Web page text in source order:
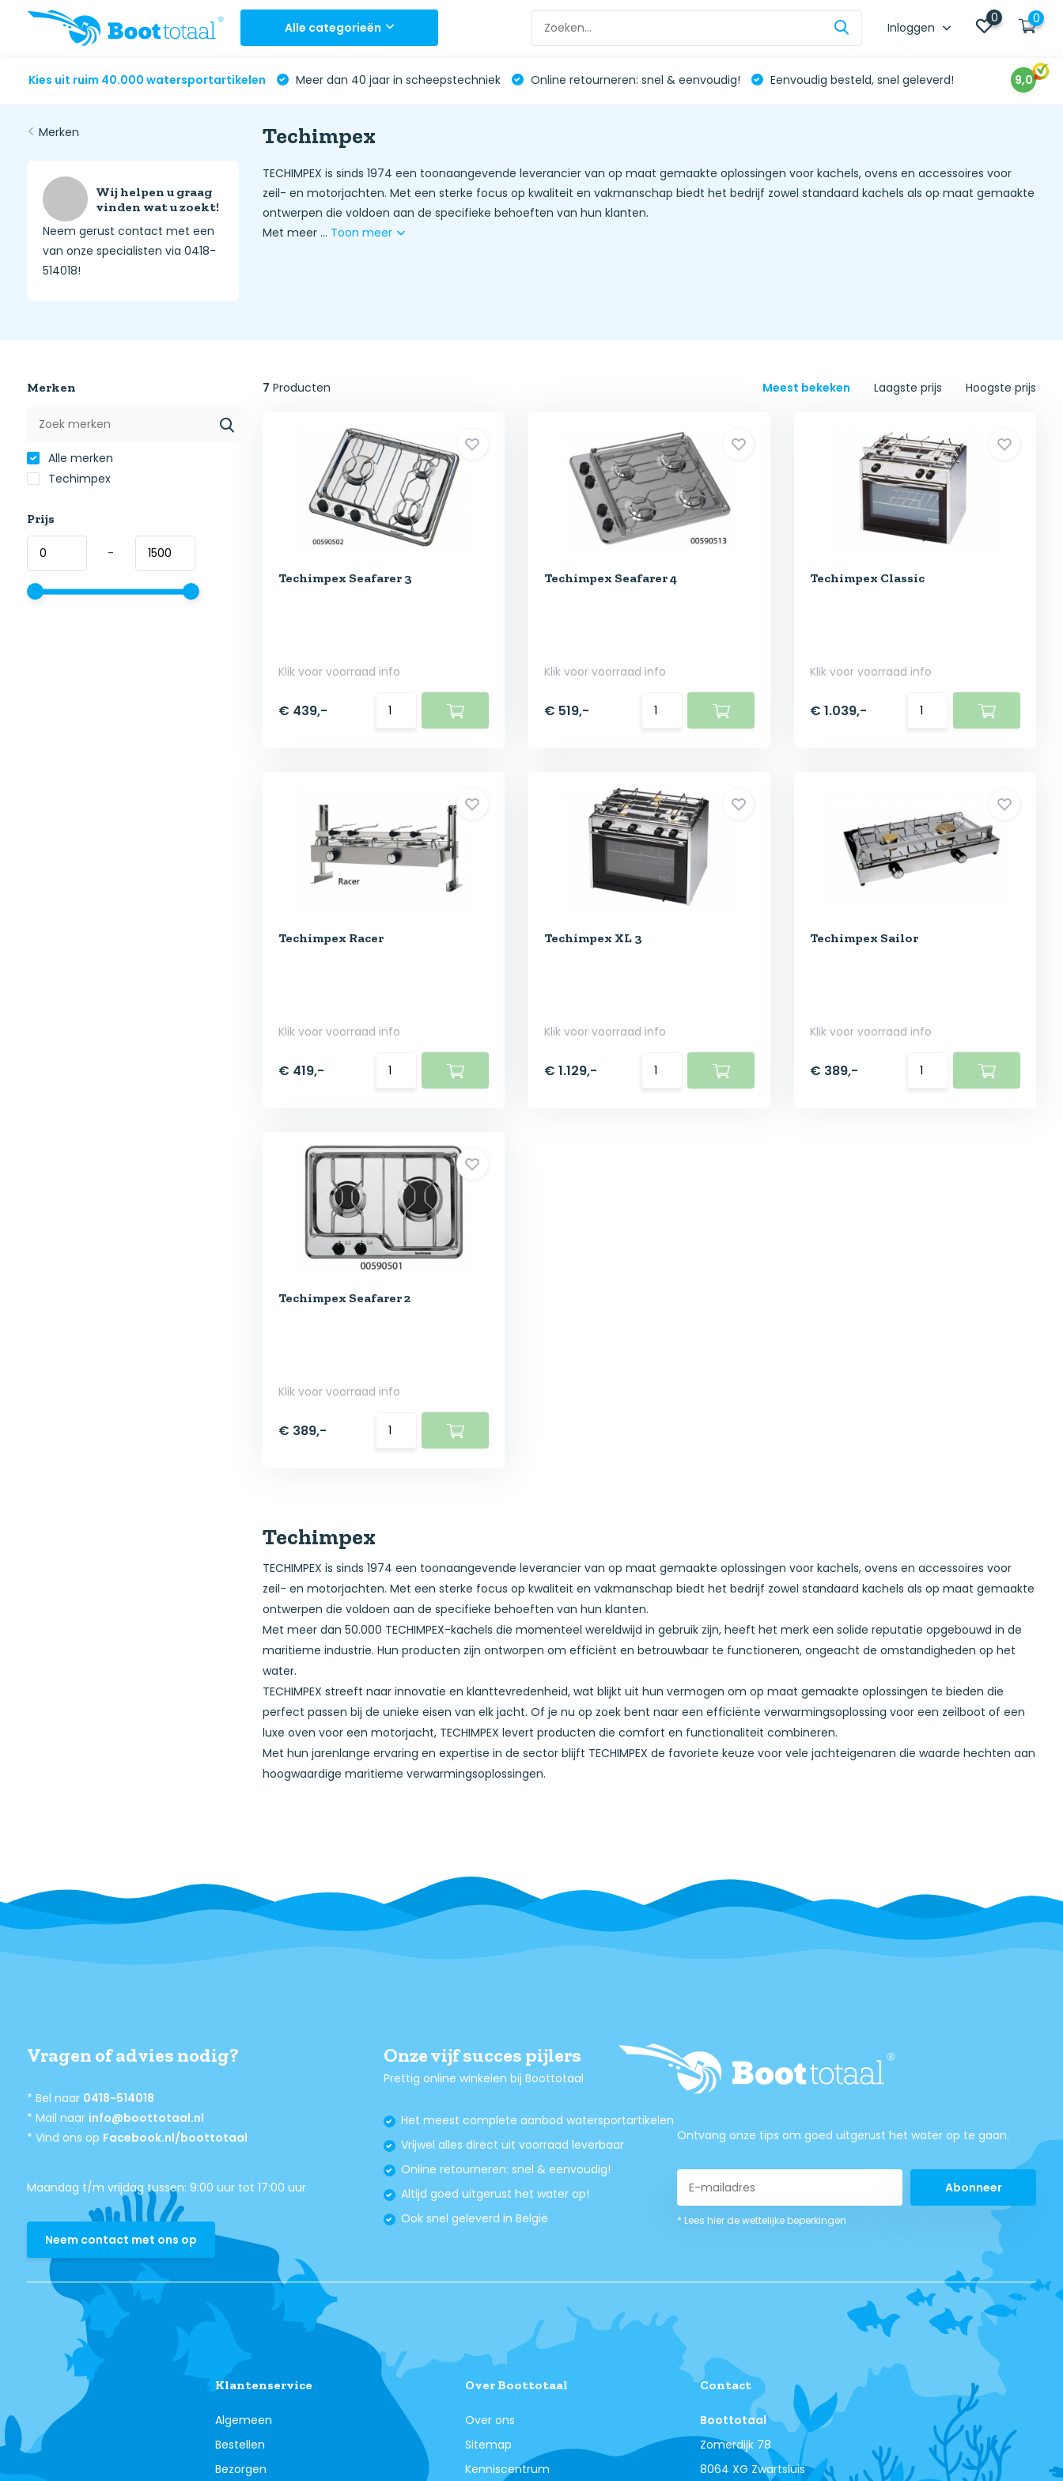
Alle categorieën Inloggen
0 0
Kies uit ruim 40.000 watersportartikelen Meer dan 40 jaar in scheepstechniek Online retourneren: snel & eenvoudig! Eenvoudig besteld, snel geleverd! 9,0
Merken
Wij helpen u graag
vinden wat u zoekt!
Neem gerust contact met een
van onze specialisten via 0418-
514018!
Techimpex
TECHIMPEX is sinds 1974 een toonaangevende leverancier van op maat gemaakte oplossingen voor kachels, ovens en accessoires voor
zeil- en motorjachten. Met een sterke focus op kwaliteit en vakmanschap biedt het bedrijf zowel standaard kachels als op maat gemaakte
ontwerpen die voldoen aan de specifieke behoeften van hun klanten.
Met meer ... Toon meer
Merken
Alle merken
Techimpex
Prijs
-
7 Producten Meest bekeken Laagste prijs Hoogste prijs
Techimpex Seafarer 3
Klik voor voorraad info
€ 439,-
Techimpex Seafarer 4
Klik voor voorraad info
€ 519,-
Techimpex Classic
Klik voor voorraad info
€ 1.039,-
Techimpex Racer
Klik voor voorraad info
€ 419,-
Techimpex XL 3
Klik voor voorraad info
€ 1.129,-
Techimpex Sailor
Klik voor voorraad info
€ 389,-
Techimpex Seafarer 2
Klik voor voorraad info
€ 389,-
Techimpex
TECHIMPEX is sinds 1974 een toonaangevende leverancier van op maat gemaakte oplossingen voor kachels, ovens en accessoires voor
zeil- en motorjachten. Met een sterke focus op kwaliteit en vakmanschap biedt het bedrijf zowel standaard kachels als op maat gemaakte
ontwerpen die voldoen aan de specifieke behoeften van hun klanten.
Met meer dan 50.000 TECHIMPEX-kachels die momenteel wereldwijd in gebruik zijn, heeft het merk een solide reputatie opgebouwd in de
maritieme industrie. Hun producten zijn ontworpen om efficiënt en betrouwbaar te functioneren, ongeacht de omstandigheden op het
water.
TECHIMPEX streeft naar innovatie en klanttevredenheid, wat blijkt uit hun vermogen om op maat gemaakte oplossingen te bieden die
perfect passen bij de unieke eisen van elk jacht. Of je nu op zoek bent naar een efficiënte verwarmingsoplossing voor een zeilboot of een
luxe oven voor een motorjacht, TECHIMPEX levert producten die comfort en functionaliteit combineren.
Met hun jarenlange ervaring en expertise in de sector blijft TECHIMPEX de favoriete keuze voor vele jachteigenaren die waarde hechten aan
hoogwaardige maritieme verwarmingsoplossingen.
Vragen of advies nodig?
* Bel naar 0418-514018
* Mail naar info@boottotaal.nl
* Vind ons op Facebook.nl/boottotaal
Maandag t/m vrijdag tussen: 9:00 uur tot 17:00 uur
Neem contact met ons op
Onze vijf succes pijlers
Prettig online winkelen bij Boottotaal
Het meest complete aanbod watersportartikelen
Vrijwel alles direct uit voorraad leverbaar
Online retourneren: snel & eenvoudig!
Altijd goed uitgerust het water op!
Ook snel geleverd in België
Ontvang onze tips om goed uitgerust het water op te gaan.
Abonneer
* Lees hier de wettelijke beperkingen
Klantenservice
Algemeen
Bestellen
Bezorgen
Over Boottotaal
Over ons
Sitemap
Kenniscentrum
Contact
Boottotaal
Zomerdijk 78
8064 XG Zwartsluis